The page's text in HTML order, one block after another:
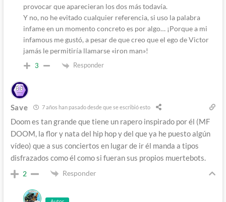
provocar que aparecieran los dos más todavía.
Y no, no he evitado cualquier referencia, si uso la palabra
infame en un momento concreto es por algo… ¡Porque a mi
infamous me gustó, a pesar de que creo que el ego de Victor
jamás le permitiría llamarse «iron man»!
3 Responder
Save 7 años han pasado desde que se escribió esto
Doom es tan grande que tiene un rapero inspirado por él (MF
DOOM, la flor y nata del hip hop y del que ya he puesto algún
vídeo) que a sus conciertos en lugar de ir él manda a tipos
disfrazados como él como si fueran sus propios muertebots.
2 Responder